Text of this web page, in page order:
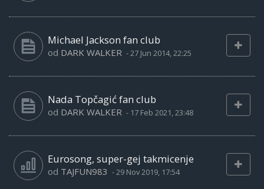
Michael Jackson fan club
od DARK WALKER -27 Jun 2014, 22:25
Nada Topčagić fan club
od DARK WALKER - 17 Feb 2021, 23:48
Eurosong, super-gej takmicenje
od TAJFUN983 -29 Nov 2019, 17:54